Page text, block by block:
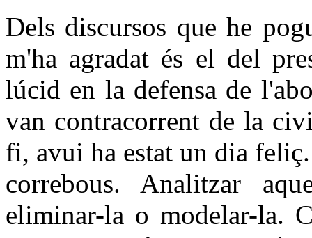
Dels discursos que he
m'ha agradat és el del
lúcid en la defensa de
van contracorrent de la
fi, avui ha estat un dia
correbous. Analitzar
eliminar-la o modelar-la.